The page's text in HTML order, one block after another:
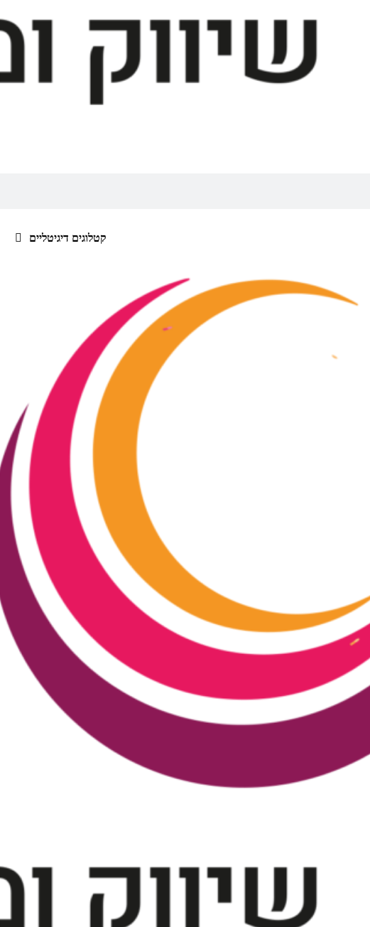
קטלוגים דיגיטליים